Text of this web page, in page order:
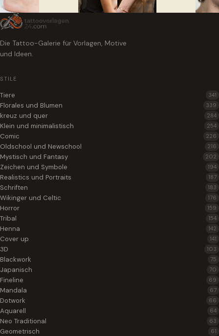
Die Tattoo-Galerie für Vorlagen, Motive
und Ideen.
STILE
Tiere 341
Florales und Blumen 339
kreuz und quer 284
Klein und minimalistisch 254
Comic 226
Oldschool und Newschool 216
Mystisch und Fantasy 202
Zeichen und Symbole 194
Realistics und Portraits 187
Schriften 183
Wikinger und Celtic 176
Horror 159
Tribal 154
Henna 142
Cover up 141
3D 103
Blackwork 75
Japanisch 70
Fineline 69
Mandala 67
Dotwork 66
Aquarell 64
Neo Traditional 63
Geometrisch 61